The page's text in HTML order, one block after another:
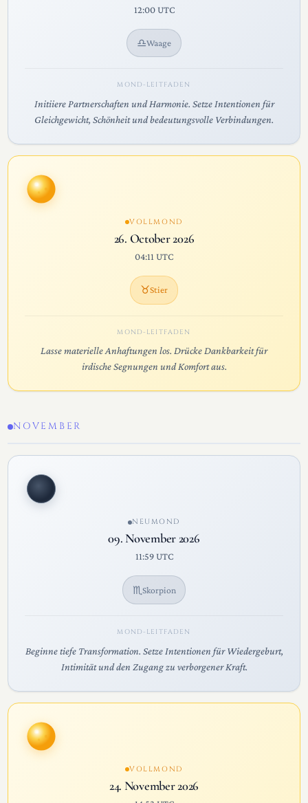
12:00 UTC
♎Waage
MOND-LEITFADEN
Initiiere Partnerschaften und Harmonie. Setze Intentionen für
Gleichgewicht, Schönheit und bedeutungsvolle Verbindungen.
VOLLMOND
26. October 2026
04:11 UTC
♉Stier
MOND-LEITFADEN
Lasse materielle Anhaftungen los. Drücke Dankbarkeit für
irdische Segnungen und Komfort aus.
NOVEMBER
NEUMOND
09. November 2026
11:59 UTC
♏ Skorpion
MOND-LEITFADEN
Beginne tiefe Transformation. Setze Intentionen für Wiedergeburt,
Intimität und den Zugang zu verborgener Kraft.
VOLLMOND
24. November 2026